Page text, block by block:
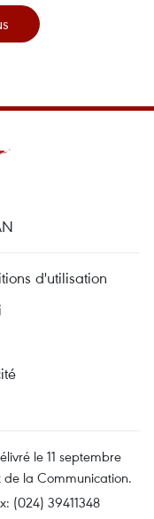
d'utilisation
le 11 septembre
la Communication.
(024) 39411348